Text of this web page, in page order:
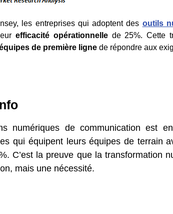
les entreprises qui adoptent des outils
efficacité opérationnellede 25%. Cette
de première ligne de répondre aux
numériques de communication est
qui équipent leurs équipes de terrain
C’est la preuve que la transformation
mais une nécessité.